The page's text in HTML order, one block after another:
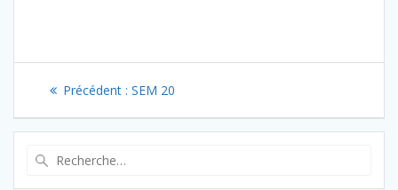
Navigation
de
l’article
Précédent : Article
SEM 20